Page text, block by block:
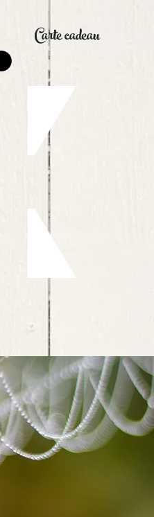
Carte cadeau